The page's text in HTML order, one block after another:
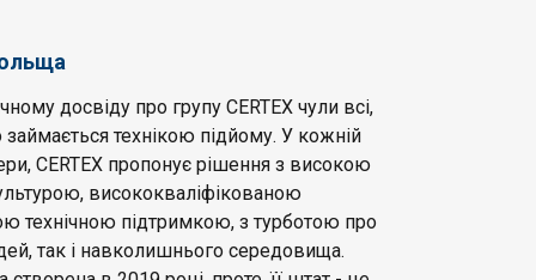
досвіду про групу CERTEX чули всі,
займається технікою підйому. У кожній
CERTEX пропонує рішення з високою
висококваліфікованою
технічною підтримкою, з турботою про
так і навколишнього середовища.